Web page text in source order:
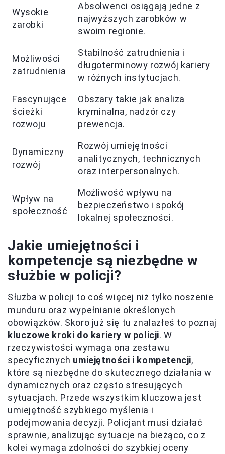
Wysokie
zarobki
Absolwenci osiągają jedne z
najwyższych zarobków w
swoim regionie.
Możliwości
zatrudnienia
Stabilność zatrudnienia i
długoterminowy rozwój kariery
w różnych instytucjach.
Fascynujące
ścieżki
rozwoju
Obszary takie jak analiza
kryminalna, nadzór czy
prewencja.
Dynamiczny
rozwój
Rozwój umiejętności
analitycznych, technicznych
oraz interpersonalnych.
Wpływ na
społeczność
Możliwość wpływu na
bezpieczeństwo i spokój
lokalnej społeczności.
Jakie umiejętności i
kompetencje są niezbędne w
służbie w policji?
Służba w policji to coś więcej niż tylko noszenie
munduru oraz wypełnianie określonych
obowiązków. Skoro już się tu znalazłeś to poznaj
kluczowe kroki do kariery w policji. W
rzeczywistości wymaga ona zestawu
specyficznych umiejętności i kompetencji,
które są niezbędne do skutecznego działania w
dynamicznych oraz często stresujących
sytuacjach. Przede wszystkim kluczowa jest
umiejętność szybkiego myślenia i
podejmowania decyzji. Policjant musi działać
sprawnie, analizując sytuacje na bieżąco, co z
kolei wymaga zdolności do szybkiej oceny